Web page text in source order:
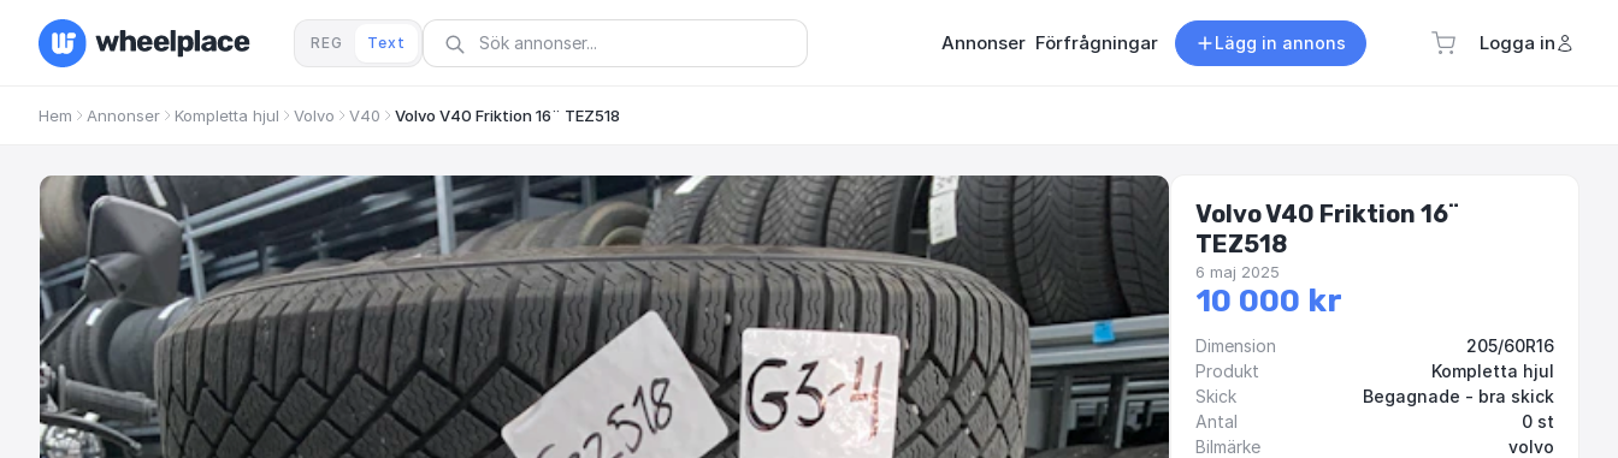
REG Text Annonser Förfrågningar Lägg in annons Logga in
Hem Annonser Kompletta hjul Volvo V40 Volvo V40 Friktion 16¨ TEZ518
Volvo V40 Friktion 16¨
TEZ518
6 maj 2025
10 000 kr
Dimension
205/60R16
Produkt
Kompletta hjul
Skick
Begagnade - bra skick
Antal
0 st
Bilmärke
volvo